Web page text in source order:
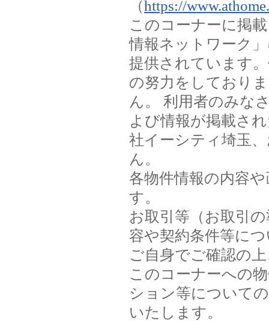
（https://
このコーナーに掲
情報ネットワーク
提供されています
の努力をしており
ん。 利用者のみな
よび情報が掲載さ
社イーシティ埼玉
ん。
各物件情報の内容
す。
お取引等（お取引
容や契約条件等に
ご自身でご確認の
このコーナーへの
ション等について
いたします。